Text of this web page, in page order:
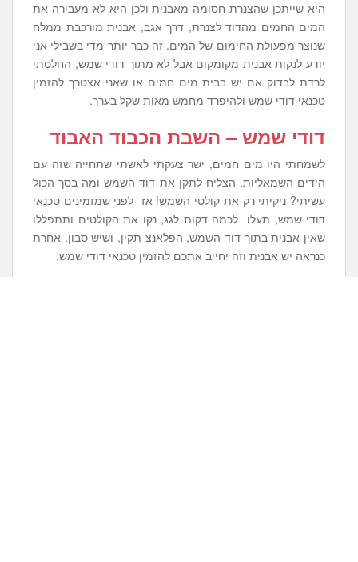
היא שייתכן שהצנרת חסומה מאבנית ולכן היא לא מעבירה את
המים החמים מהדוד לצנרת, דרך אגב, אבנית מורכבת ממלח
שנוצר מפעולת החימום של המים. זה כבר יותר מדי בשבילי אני
יודע לנקות אבנית מקומקום אבל לא מתוך דודי שמש, החלטתי
לרדת לבדוק אם יש בבית מים חמים או שאני אצטרך להזמין
טכנאי דודי שמש ולהיפרד מחמש מאות שקל בערך.
דודי שמש – השבת הכבוד האבוד
לשמחתי היו מים חמים, ישר צעקתי לאשתי שתחייה שזה עם
הידים השמאליות, הצליח לתקן את דוד השמש ומה בסך הכול
עשיתי? ניקיתי רק את קולטי השמש! אז לפני שמזמינים טכנאי
דודי שמש, תעלו לכמה דקות לגג, נקו את הקולטים ותתפללו
שאין אבנית בתוך דוד השמש, הפלאנצ תקין, ושיש סבון. אחרת
כנראה יש אבנית וזה יחייב אתכם להזמין טכנאי דודי שמש.